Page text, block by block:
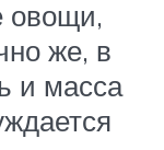
овощи,
же, в
и масса